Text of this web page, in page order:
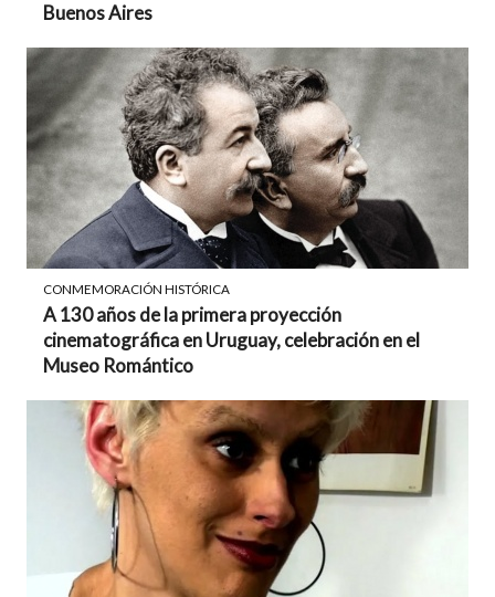
Buenos Aires
CONMEMORACIÓN HISTÓRICA
A 130 años de la primera proyección
cinematográfica en Uruguay, celebración en el
Museo Romántico